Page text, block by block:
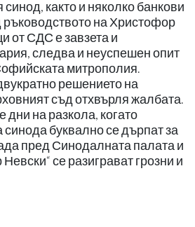
както и няколко банкови
на Христофор
от СДС е завзета и
следва и неуспешен опит
митрополия.
решението на
съд отхвърля жалбата.
дни на разкола, когато
синода буквално се дърпат за
пред Синодалната палата и
се разиграват грозни и